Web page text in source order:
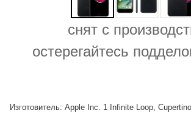
снят с
остерегайтесь
Изготовитель: Apple Inc. 1 Infinite Loop,